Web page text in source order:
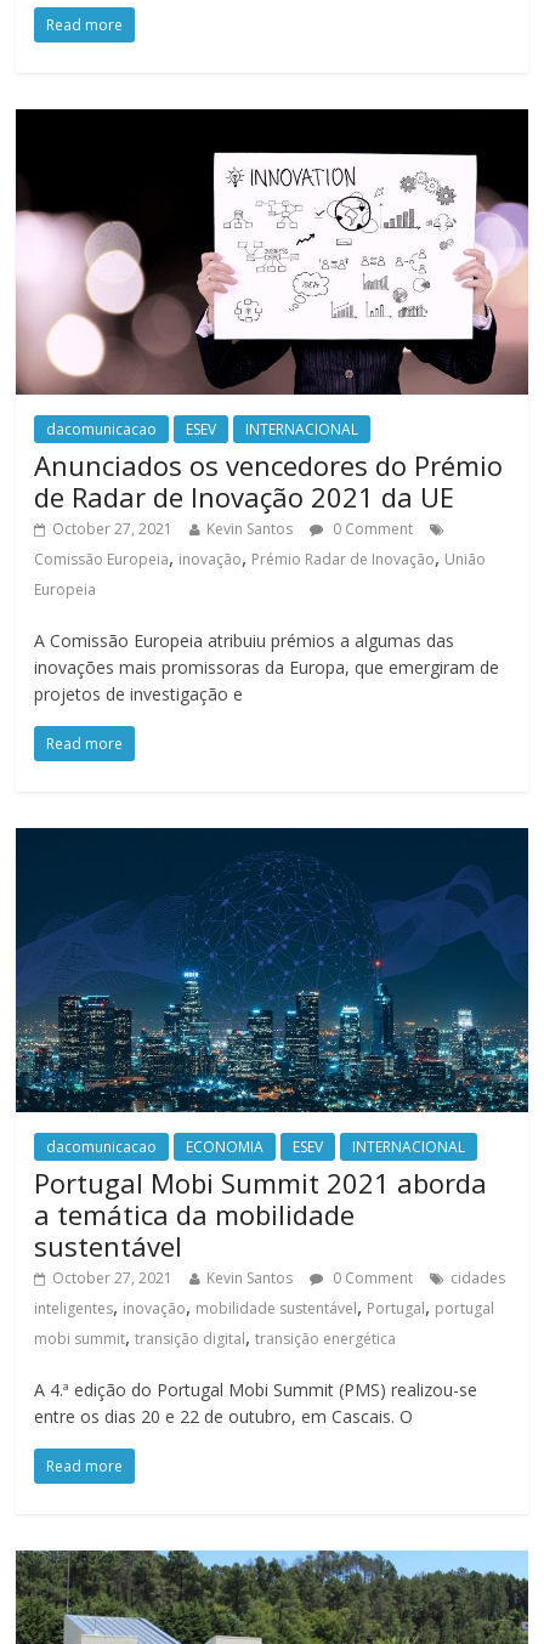
Read more
dacomunicacao ESEV INTERNACIONAL
Anunciados os vencedores do Prémio
de Radar de Inovação 2021 da UE
October 27, 2021 Kevin Santos
0 Comment
Comissão Europeia, inovação, Prémio Radar de Inovação, União
Europeia
A Comissão Europeia atribuiu prémios a algumas das
inovações mais promissoras da Europa, que emergiram de
projetos de investigação e
Read more
dacomunicacao ECONOMIA ESEV INTERNACIONAL
Portugal Mobi Summit 2021 aborda
a temática da mobilidade
sustentável
October 27, 2021 Kevin Santos 0 Comment
cidades
inteligentes, inovação, mobilidade sustentável, Portugal, portugal
mobi summit,transição digital,transição energética
A 4.ª edição do Portugal Mobi Summit (PMS) realizou-se
entre os dias 20 e 22 de outubro, em Cascais. O
Read more